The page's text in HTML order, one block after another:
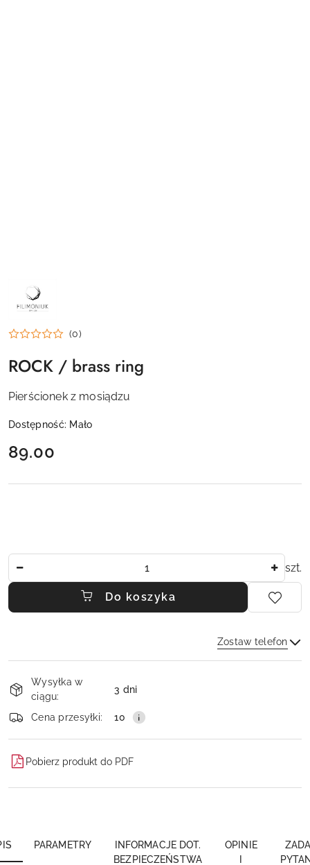
PRODUCENTA:
FILIMONIUK
DESIGN
(0)
ROCK / brass ring
Pierścionek z mosiądzu
Dostępność: Mało
cena:
89.00
szt.
Do koszyka
Zostaw telefon
i
dostawa
Wysyłka w
ciągu:
3 dni
Cena przesyłki: 10
Pobierz produkt do PDF
PARAMETRY
INFORMACJE DOT.
BEZPIECZEŃSTWA
OPINIE